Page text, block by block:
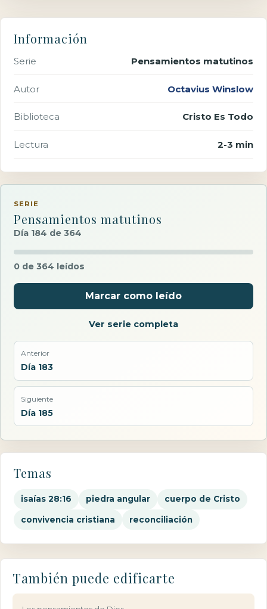
Información
Serie Pensamientos matutinos
Autor Octavius Winslow
Biblioteca Cristo Es Todo
Lectura 2-3 min
SERIE
Pensamientos matutinos
Día 184 de 364
0 de 364 leídos
Marcar como leído
Ver serie completa
Anterior
Día 183
Siguiente
Día 185
Temas
isaías 28:16 piedra angular cuerpo de Cristo
convivencia cristiana reconciliación
También puede edificarte